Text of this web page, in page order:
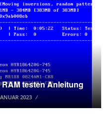
testen Anleitung
2023